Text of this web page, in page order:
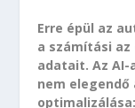
Erre épül az
a számítási
adatait. Az
nem elegendő